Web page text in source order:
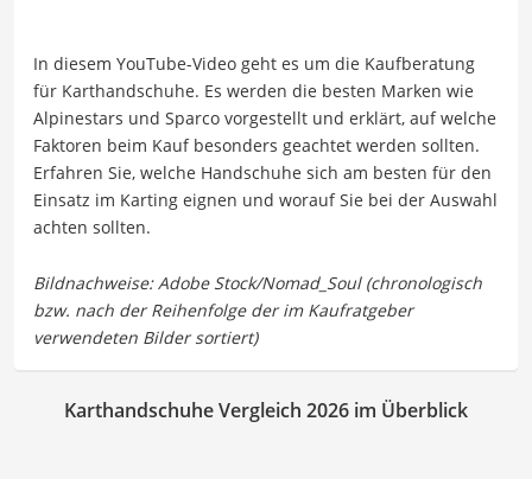
In diesem YouTube-Video geht es um die Kaufberatung
für Karthandschuhe. Es werden die besten Marken wie
Alpinestars und Sparco vorgestellt und erklärt, auf welche
Faktoren beim Kauf besonders geachtet werden sollten.
Erfahren Sie, welche Handschuhe sich am besten für den
Einsatz im Karting eignen und worauf Sie bei der Auswahl
achten sollten.
Karthandschuhe Vergleich 2026 im Überblick